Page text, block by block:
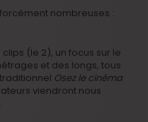
nombreuses :
(le 2), un focus sur le
et des longs, tous
Osez le cinéma
viendront nous